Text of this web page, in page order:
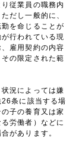
従業員の職務内
だし一般的に、
を命じることが
行われている現
雇用契約の内容
の限定された範
況によっては嫌
条に該当する場
子の養育又は家
労働者）などに
があります。